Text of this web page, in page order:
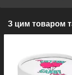
З цим товаром